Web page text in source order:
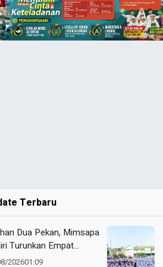
Terbaru
Dua Pekan, Mimsapa
Turunkan Empat
pada LBB HUT Ke-
202601:09